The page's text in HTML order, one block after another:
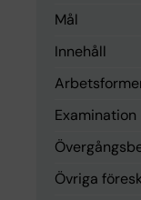
Mål
Innehåll
Examination
Övriga